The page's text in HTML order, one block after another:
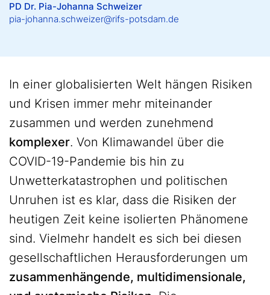
PD Dr. Pia-Johanna Schweizer
pia-johanna.schweizer@rifs-potsdam.de
In einer globalisierten Welt hängen Risiken
und Krisen immer mehr miteinander
zusammen und werden zunehmend
komplexer. Von Klimawandel über die
COVID-19-Pandemie bis hin zu
Unwetterkatastrophen und politischen
Unruhen ist es klar, dass die Risiken der
heutigen Zeit keine isolierten Phänomene
sind. Vielmehr handelt es sich bei diesen
gesellschaftlichen Herausforderungen um
zusammenhängende, multidimensionale,